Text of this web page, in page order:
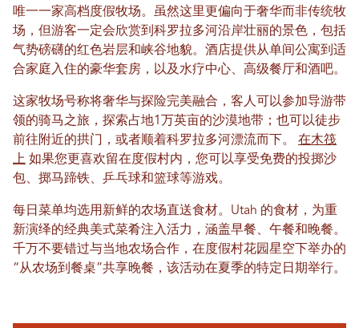
唯一一家高档度假牧场。虽然这里更偏向于奢华而非传统牧
场，但游客一定会欣赏到科罗拉多河沿岸壮丽的景色，包括
气势磅礴的红色岩层和峡谷地貌。酒店提供从单间公寓到适
合家庭入住的豪华套房，以及水疗中心、高级餐厅和酒吧。
这家牧场号称将奢华与探险完美融合，客人可以参加导游带
领的骑马之旅，探索占地1万英亩的沙漠地带；也可以徒步
前往附近的拱门，或者顺着科罗拉多河漂流而下。 在木筏
上 如果您更喜欢留在度假村内，您可以享受免费的投掷沙
包、掷马蹄铁、乒乓球和篮球等游戏。
每日菜单均选用新鲜的农场直送食材。Utah 的食材，为重
新演绎的经典美式菜肴注入活力，涵盖早餐、午餐和晚餐。
千万不要错过与当地农场合作，在度假村花园星空下举办的
“从农场到餐桌”共享晚餐，该活动在夏季的特定日期举行。